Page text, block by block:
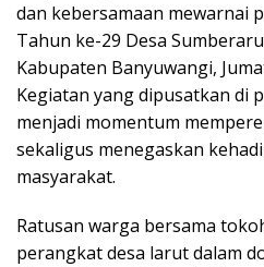
dan kebersamaan mewarnai
Tahun ke-29 Desa
Kabupaten Banyuwangi,
Kegiatan yang dipusatkan di
menjadi momentum
sekaligus menegaskan
masyarakat.
Ratusan warga bersama
perangkat desa larut dalam